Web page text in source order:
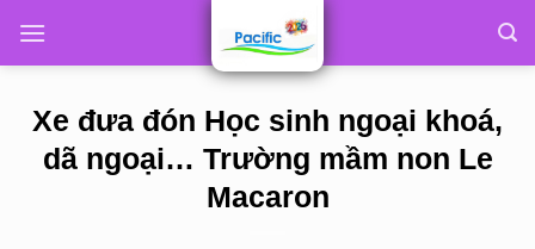
Xe đưa đón Học sinh ngoại khoá,
dã ngoại… Trường mầm non Le
Macaron